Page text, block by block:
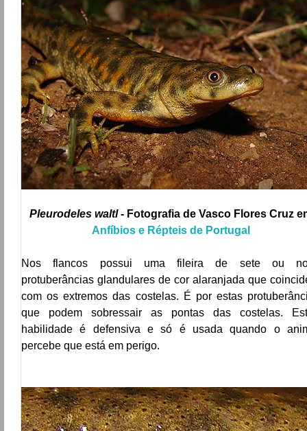
Pleurodeles waltl- Fotografia de Vasco Flores Cruz
Anfíbios e Répteis de Portugal
Nos flancos possui uma fileira de sete ou
protuberâncias glandulares de cor alaranjada que
com os extremos das costelas. É por estas
que podem sobressair as pontas das costelas.
habilidade é defensiva e só é usada quando o
percebe que está em perigo.